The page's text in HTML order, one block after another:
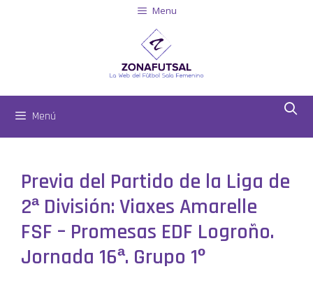
Menu
Menú
Previa del Partido de la Liga de
2ª División: Viaxes Amarelle
FSF – Promesas EDF Logroño.
Jornada 16ª. Grupo 1º